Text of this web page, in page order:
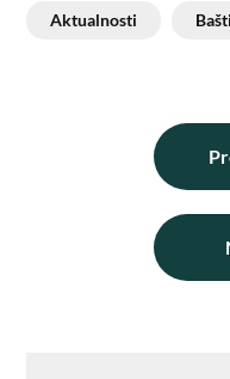
Aktualnosti